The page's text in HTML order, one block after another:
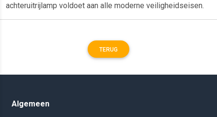
achteruitrijlamp voldoet aan alle moderne veiligheidseisen.
TERUG
Algemeen